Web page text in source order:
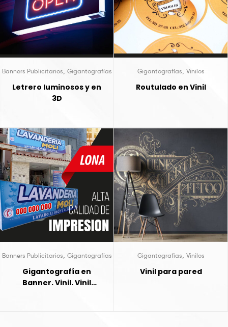
Banners Publicitarios Gigantografías
Letrero luminosos y en
3D
Gigantografías Vinilos
Routulado en Vinil
Banners Publicitarios Gigantografías
Gigantografía en
Banner. Vinil. Vinil
Gigantografías Vinilos
Vinil para pared